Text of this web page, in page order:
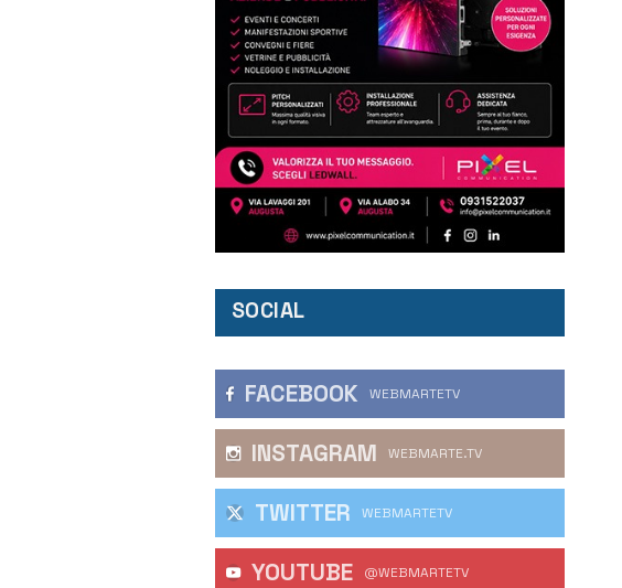
SOCIAL
FACEBOOK WEBMARTETV
INSTAGRAM WEBMARTE.TV
TWITTER WEBMARTETV
YOUTUBE @WEBMARTETV